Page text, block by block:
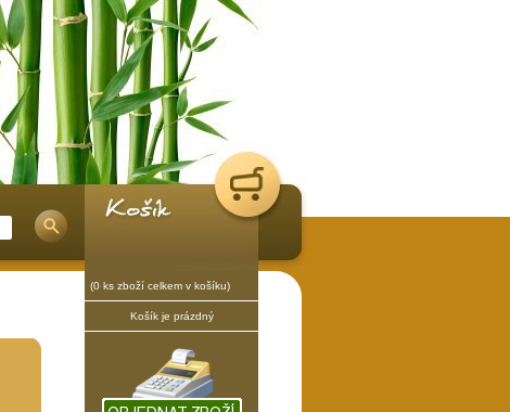
(0 ks zboží celkem v košíku)
Košík je prázdný